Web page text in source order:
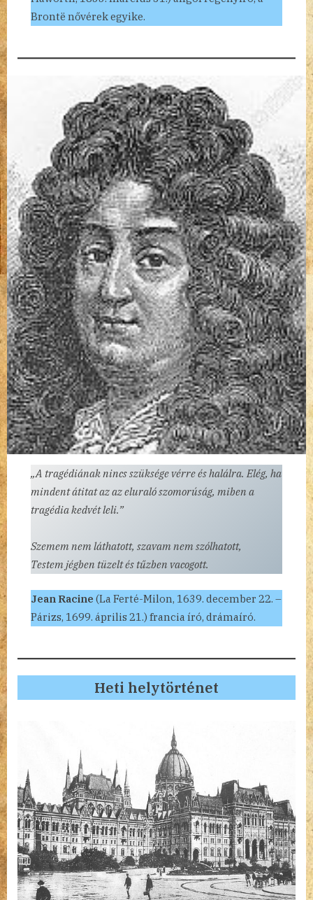
Brontë nővérek egyike.
„A tragédiának nincs szüksége vérre és halálra. Elég, ha
mindent átitat az az eluraló szomorúság, miben a
tragédia kedvét leli.”
Szemem nem láthatott, szavam nem szólhatott,
Testem jégben tüzelt és tűzben vacogott.
Jean Racine (La Ferté-Milon, 1639. december 22. –
Párizs, 1699. április 21.) francia író, drámaíró.
Heti helytörténet